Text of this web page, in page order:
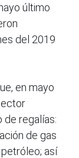
último
del 2019
en mayo
de regalías:
de gas
así